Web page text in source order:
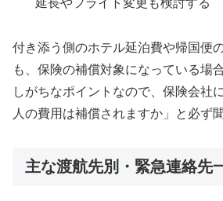
延長やフライト変更も検討する
付き添う側のホテル延泊費や帰国便
も、保険の補償対象になっている場
しがちなポイントなので、保険会社
人の費用は補償されますか」と必ず
主な渡航先別・緊急連絡先